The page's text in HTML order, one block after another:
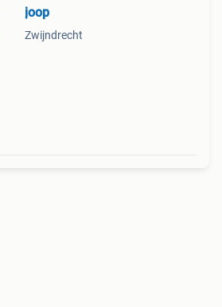
joop
Zwijndrecht